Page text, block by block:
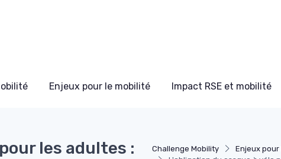
Enjeux pour le mobilité Impact RSE et mobilité
Challenge Mobility Enjeux pour
les adultes :